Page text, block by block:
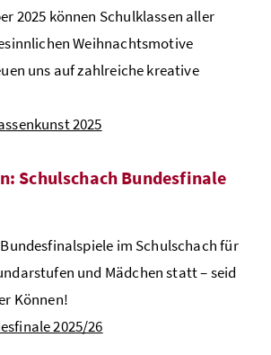
2025 können Schulklassen aller
Weihnachtsmotive
uns auf zahlreiche kreative
2025
Schulschach Bundesfinale
im Schulschach für
und Mädchen statt – seid
Können!
2025/26